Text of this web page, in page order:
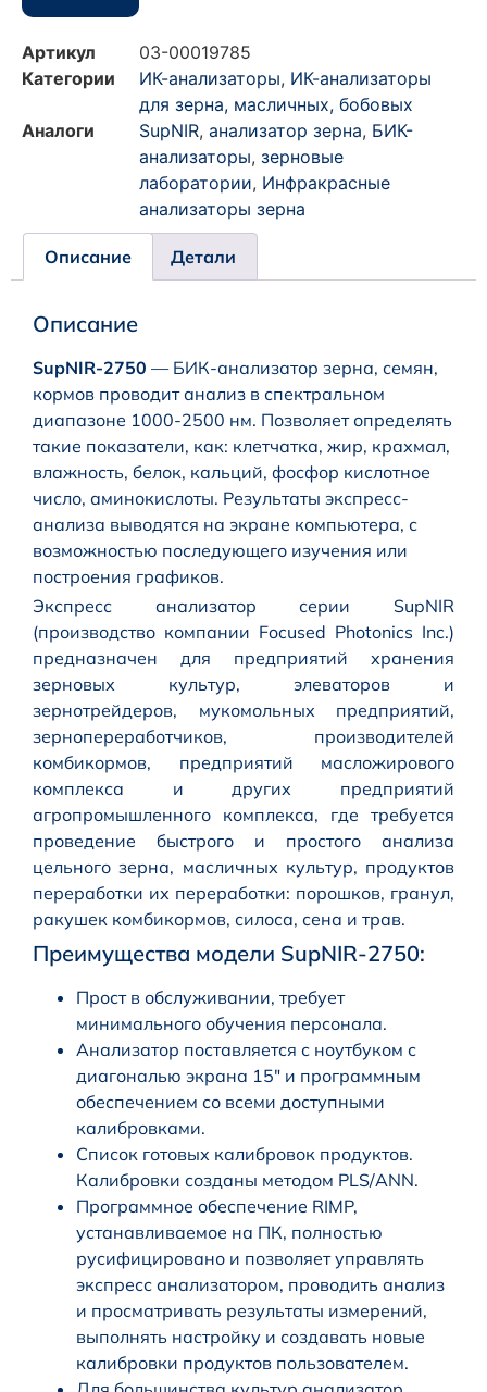
Артикул
03-00019785
Категории
ИК-анализаторы, ИК-анализаторы
для зерна, масличных, бобовых
Аналоги
SupNIR, анализатор зерна, БИК-
анализаторы, зерновые
лаборатории, Инфракрасные
анализаторы зерна
Описание Детали
Описание
SupNIR-2750 — БИК-анализатор зерна, семян,
кормов проводит анализ в спектральном
диапазоне 1000-2500 нм. Позволяет определять
такие показатели, как: клетчатка, жир, крахмал,
влажность, белок, кальций, фосфор кислотное
число, аминокислоты. Результаты экспресс-
анализа выводятся на экране компьютера, с
возможностью последующего изучения или
построения графиков.
Экспресс анализатор серии SupNIR
(производство компании Focused Photonics Inc.)
предназначен для предприятий хранения
зерновых культур, элеваторов и
зернотрейдеров, мукомольных предприятий,
зернопереработчиков, производителей
комбикормов, предприятий масложирового
комплекса и других предприятий
агропромышленного комплекса, где требуется
проведение быстрого и простого анализа
цельного зерна, масличных культур, продуктов
переработки их переработки: порошков, гранул,
ракушек комбикормов, силоса, сена и трав.
Преимущества модели SupNIR-2750:
Прост в обслуживании, требует
минимального обучения персонала.
Анализатор поставляется с ноутбуком с
диагональю экрана 15″ и программным
обеспечением со всеми доступными
калибровками.
Список готовых калибровок продуктов.
Калибровки созданы методом PLS/ANN.
Программное обеспечение RIMP,
устанавливаемое на ПК, полностью
русифицировано и позволяет управлять
экспресс анализатором, проводить анализ
и просматривать результаты измерений,
выполнять настройку и создавать новые
калибровки продуктов пользователем.